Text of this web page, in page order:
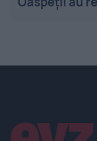
Linkuri utile